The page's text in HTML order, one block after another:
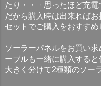
たり・・・思ったほど充電
だから購入時は出来れば
セットでご購入をおすすめ
ソーラーパネルをお買い
ーブルも一緒に購入すると
大きく分けて2種類のソー